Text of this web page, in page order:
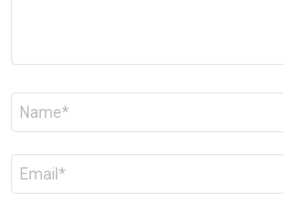
mail
*